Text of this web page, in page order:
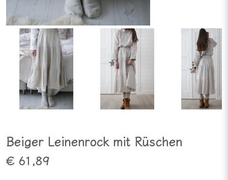
Beiger Leinenrock mit Rüschen
€ 61,89